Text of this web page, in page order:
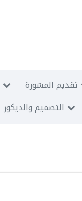
تقديم المشورة
التصميم والديكور